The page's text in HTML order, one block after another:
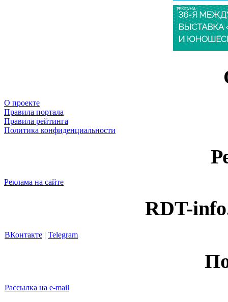
РЕКЛАМА
О проекте
Правила портала
Правила рейтинга
Политика конфиденциальности
Реклама на сайте
RDT-
ВКонтакте | Telegram
Рассылка на e-mail